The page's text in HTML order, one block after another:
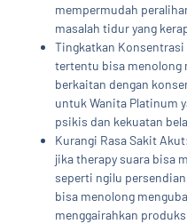
mempermudah
masalah tidur yang
Tingkatkan Konsentrasi
tertentu bisa menolong
berkaitan dengan
untuk Wanita Platinum
psikis dan kekuatan
Kurangi Rasa Sakit
jika therapy suara bisa
seperti ngilu
bisa menolong
menggairahkan